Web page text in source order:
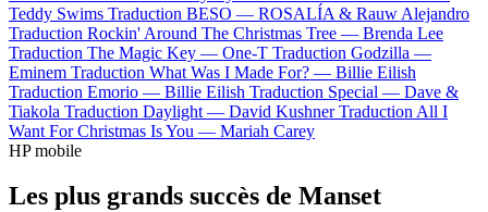
Teddy Swims Traduction BESO — ROSALÍA & Rauw Alejandro
Traduction Rockin' Around The Christmas Tree — Brenda Lee
Traduction The Magic Key — One-T Traduction Godzilla —
Eminem Traduction What Was I Made For? — Billie Eilish
Traduction Emorio — Billie Eilish Traduction Special — Dave &
Tiakola Traduction Daylight — David Kushner Traduction All I
Want For Christmas Is You — Mariah Carey
HP mobile
Les plus grands succès de Manset